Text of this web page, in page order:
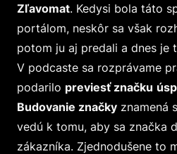
Zľavomat. Kedysi bola táto
portálom, neskôr sa však
potom ju aj predali a dnes je
V podcaste sa rozprávame
podarilo previesť značku
Budovanie značky znamená
vedú k tomu, aby sa značka
zákazníka. Zjednodušene to